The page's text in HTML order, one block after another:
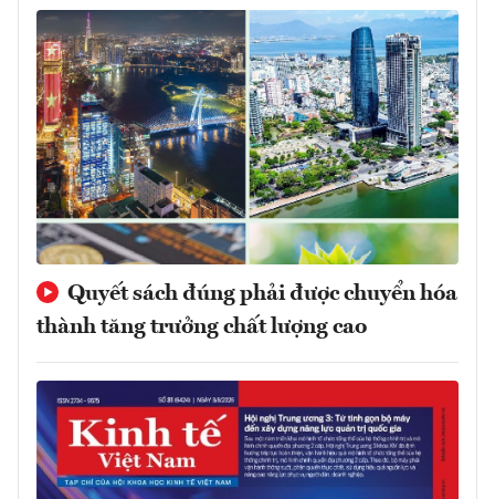
Quyết sách đúng phải được chuyển hóa
thành tăng trưởng chất lượng cao